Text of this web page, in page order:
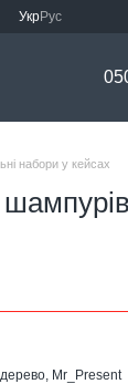
УкрРус
набори у кейсах
Mr_Present